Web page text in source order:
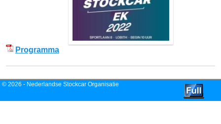
Programma
© 2026 - Nederlandse Stockcar Organisatie